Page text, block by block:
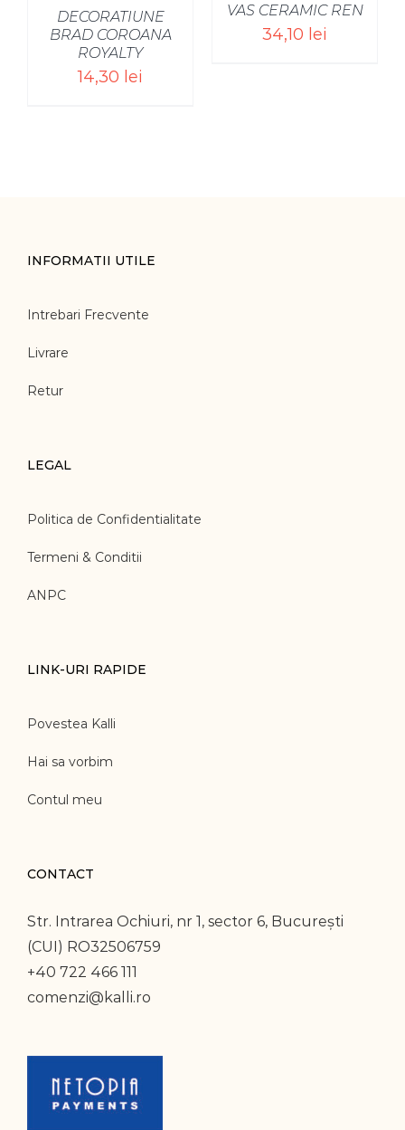
DECORATIUNE
BRAD COROANA
ROYALTY
14,30 lei
VAS CERAMIC REN
34,10 lei
INFORMATII UTILE
Intrebari Frecvente
Livrare
Retur
LEGAL
Politica de Confidentialitate
Termeni & Conditii
ANPC
LINK-URI RAPIDE
Povestea Kalli
Hai sa vorbim
Contul meu
CONTACT
Str. Intrarea Ochiuri, nr 1, sector 6, București
(CUI) RO32506759
+40 722 466 111
comenzi@kalli.ro